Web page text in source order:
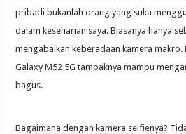
pribadi bukanlah orang yang suka
dalam keseharian saya. Biasanya hanya
mengabaikan keberadaan kamera makro.
Galaxy M52 5G tampaknya mampu
bagus.
Bagaimana dengan kamera selfienya?